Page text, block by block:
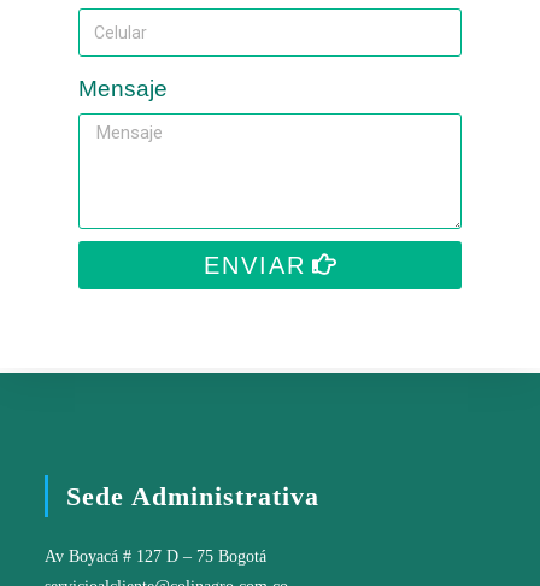
Mensaje
ENVIAR
Sede Administrativa
Av Boyacá # 127 D – 75 Bogotá